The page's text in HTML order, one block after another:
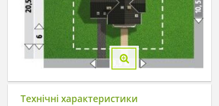
Технічні характеристики